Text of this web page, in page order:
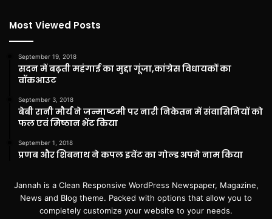
Most Viewed Posts
September 19, 2018
सदन में बढ़ती महंगाई का मुद्दा गूंजा,कांग्रेस विधायकों का
वॉकआउट
September 3, 2018
बेबी रानी मौर्य ने जन्माष्टमी पर नारी निकेतन में संवासिनियों को
फल एवं मिष्ठान भेंट किया
September 1, 2018
प्रणब और शिबनाथ ने कपल इवेंट का गोल्ड अपने नाम किया
Jannah is a Clean Responsive WordPress Newspaper, Magazine,
News and Blog theme. Packed with options that allow you to
completely customize your website to your needs.